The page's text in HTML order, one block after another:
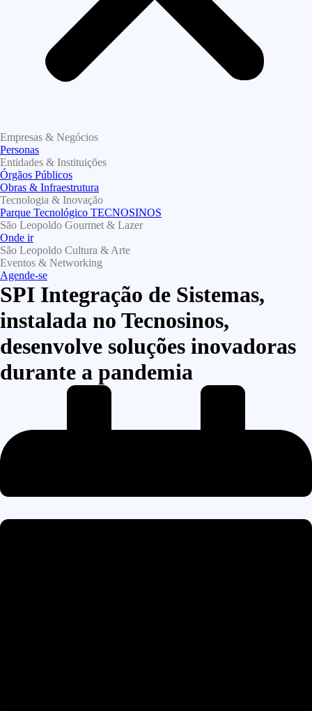
Empresas & Negócios
Personas
Entidades & Instituições
Órgãos Públicos
Obras & Infraestrutura
Tecnologia & Inovação
Parque Tecnológico TECNOSINOS
São Leopoldo Gourmet & Lazer
Onde ir
São Leopoldo Cultura & Arte
Eventos & Networking
Agende-se
SPI Integração de Sistemas,
instalada no Tecnosinos,
desenvolve soluções inovadoras
durante a pandemia